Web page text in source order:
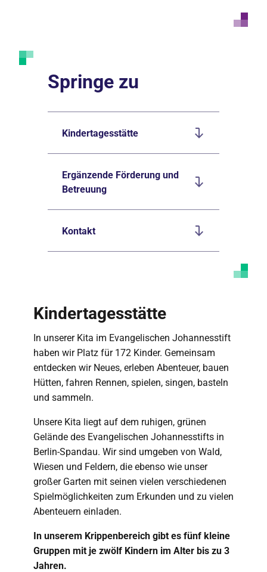
Springe zu
Kindertagesstätte
Ergänzende Förderung und
Betreuung
Kontakt
Kindertagesstätte
In unserer Kita im Evangelischen Johannesstift
haben wir Platz für 172 Kinder. Gemeinsam
entdecken wir Neues, erleben Abenteuer, bauen
Hütten, fahren Rennen, spielen, singen, basteln
und sammeln.
Unsere Kita liegt auf dem ruhigen, grünen
Gelände des Evangelischen Johannesstifts in
Berlin-Spandau. Wir sind umgeben von Wald,
Wiesen und Feldern, die ebenso wie unser
großer Garten mit seinen vielen verschiedenen
Spielmöglichkeiten zum Erkunden und zu vielen
Abenteuern einladen.
In unserem Krippenbereich gibt es fünf kleine
Gruppen mit je zwölf Kindern im Alter bis zu 3
Jahren.